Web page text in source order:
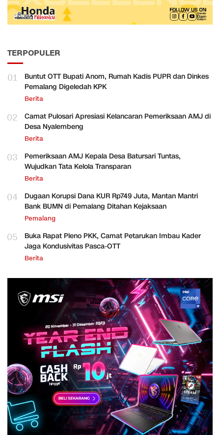
TERPOPULER
01
Buntut OTT Bupati Anom, Rumah Kadis PUPR dan Dinkes
Pemalang Digeledah KPK
Berita
02
Camat Pulosari Apresiasi Kelancaran Pemeriksaan AMJ di
Desa Nyalembeng
Berita
03
Pemeriksaan AMJ Kepala Desa Batursari Tuntas,
Wujudkan Tata Kelola Transparan
Berita
04
Dugaan Korupsi Dana KUR Rp749 Juta, Mantan Mantri
Bank BUMN di Pemalang Ditahan Kejaksaan
Pemalang
05
Buka Rapat Pleno PKK, Camat Petarukan Imbau Kader
Jaga Kondusivitas Pasca-OTT
Berita